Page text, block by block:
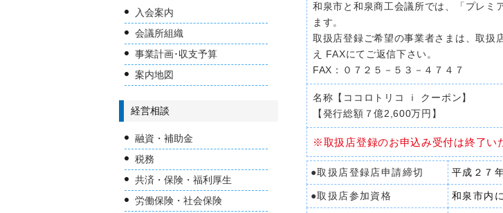
和泉市と和泉商工会議所では、「プレミ
ます。
取扱店登録ご希望の事業者さまは、取扱
え FAXにてご返信下さい。
FAX：０７２５－５３－４７４７
名称【ココロトリコ ｉ クーポン】
【発行総額７億2,600万円】
※取扱店登録のお申込み受付は終了い
●取扱店登録店申請締切 平成２７
●取扱店参加資格 和泉市内
入会案内
会議所組織
事業計画･収支予算
案内地図
経営相談
融資・補助金
税務
共済・保険・福利厚生
労働保険・社会保険